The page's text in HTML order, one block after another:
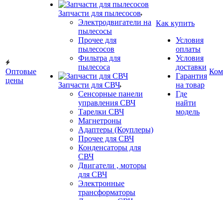
Оптовые
цены
Запчасти для пылесосов
Электродвигатели на
пылесосы
Прочее для
пылесосов
Фильтра для
пылесоса
Запчасти для СВЧ
Сенсорные панели
управления СВЧ
Тарелки СВЧ
Магнетроны
Адаптеры (Коуплеры)
Прочее для СВЧ
Конденсаторы для
СВЧ
Двигатели , моторы
для СВЧ
Электронные
трансформаторы
Как купить
Условия
оплаты
Условия
доставки
Гарантия
на товар
Где
найти
модель